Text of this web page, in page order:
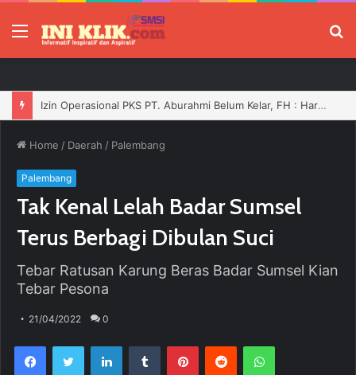
Menu
Izin Operasional PKS PT. Aburahmi Belum Kelar, FH : Harusnya Tidak Boleh Bergerak Sebelum Dilengkapi
Home / Daerah / Palembang
Palembang
Tak Kenal Lelah Badar Sumsel
Terus Berbagi Dibulan Suci
Tebar Ratusan Karung Beras Badar Sumsel Kian
Tebar Pesona
21/04/2022 0